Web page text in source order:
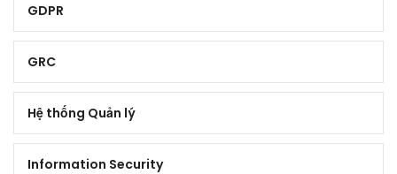
GDPR
GRC
Hệ thống Quản lý
Information Security